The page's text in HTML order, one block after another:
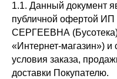
1.1. Данный документ
публичной офертой
СЕРГЕЕВНА
«Интернет-магазин»)
условия заказа,
доставки Покупателю.